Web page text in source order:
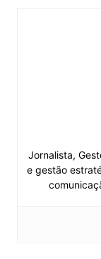
Jornalista,
e gestão